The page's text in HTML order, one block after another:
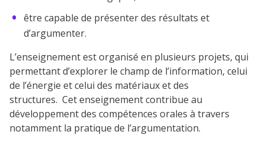
être capable de présenter des résultats et
d’argumenter.
L’enseignement est organisé en plusieurs projets, qui
permettant d’explorer le champ de l’information, celui
de l’énergie et celui des matériaux et des
structures. Cet enseignement contribue au
développement des compétences orales à travers
notamment la pratique de l’argumentation.